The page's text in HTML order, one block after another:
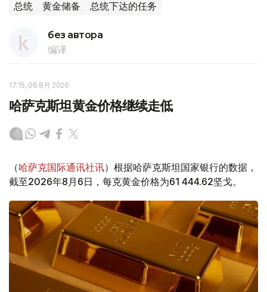
总统 黄金储备 总统下达的任务
без автора
编译
17:15, 06 8月 2026
哈萨克斯坦黄金价格继续走低
（哈萨克国际通讯社讯）根据哈萨克斯坦国家银行的数据，
截至2026年8月6日，每克黄金价格为61 444.62坚戈。